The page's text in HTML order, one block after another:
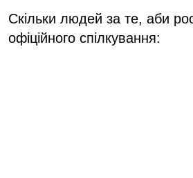
Скільки людей за те, аби
офіційного спілкування: